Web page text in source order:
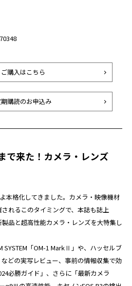
ご購入はこちら
購読のお申込み
で来た！カメラ・レンズ
本格化してきました。カメラ・映像機材
れるこのタイミングで、本誌も誌上
品と超高性能カメラ・レンズを大特集し
SYSTEM「OM-1 MarkⅡ」や、ハッセルブ
などの実写レビュー、事前の情報収集で効
必勝ガイド」、さらに「最新カメラ